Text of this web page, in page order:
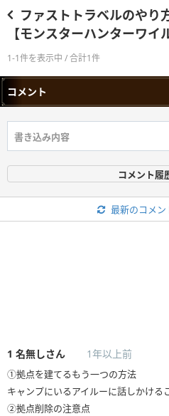
ファストトラベルのやり
【モンスターハンターワイ
1-1件を表示中 / 合計1件
コメント
コメント履
最新のコメ
1 名無しさん 1年以上前
①拠点を建てるもう一つの方法
キャンプにいるアイルーに話しかけ
②拠点削除の注意点